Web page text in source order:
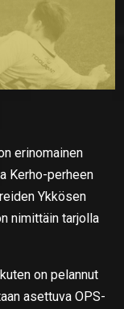
erinomainen
Kerho-perheen
Ykkösen
nimittäin tarjolla
on pelannut
asettuva OPS-